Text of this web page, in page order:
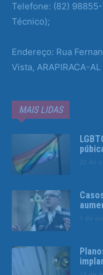
Telefone: (82)
Técnico);
Endereço: Rua
Vista, ARAPIRACA-AL
MAIS LIDAS
22 de
1 de